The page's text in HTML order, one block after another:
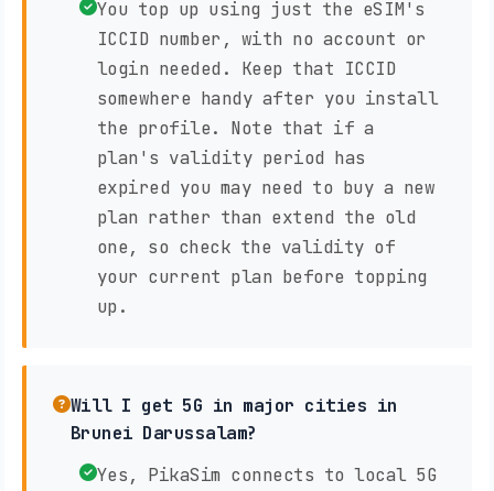
You top up using just the eSIM's
ICCID number, with no account or
login needed. Keep that ICCID
somewhere handy after you install
the profile. Note that if a
plan's validity period has
expired you may need to buy a new
plan rather than extend the old
one, so check the validity of
your current plan before topping
up.
Will I get 5G in major cities in
Brunei Darussalam?
Yes, PikaSim connects to local 5G